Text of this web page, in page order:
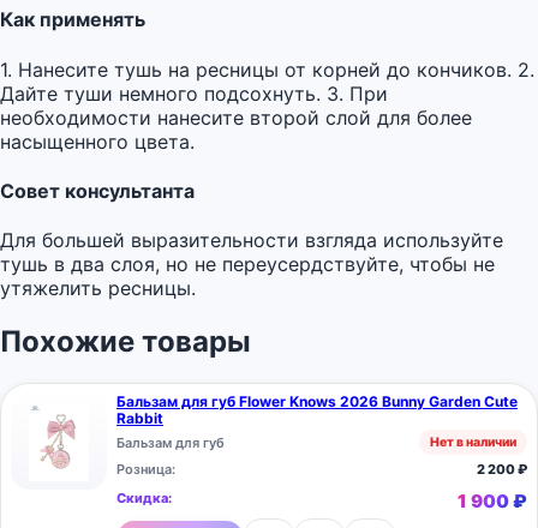
Как применять
1. Нанесите тушь на ресницы от корней до кончиков. 2.
Дайте туши немного подсохнуть. 3. При
необходимости нанесите второй слой для более
насыщенного цвета.
Совет консультанта
Для большей выразительности взгляда используйте
тушь в два слоя, но не переусердствуйте, чтобы не
утяжелить ресницы.
Похожие товары
Бальзам для губ Flower Knows 2026 Bunny Garden Cute
Rabbit
Бальзам для губ Нет в наличии
Розница: 2 200₽
Скидка:
1 900₽